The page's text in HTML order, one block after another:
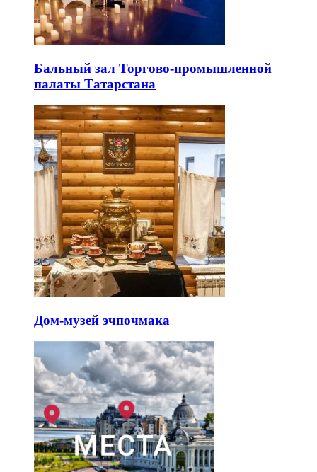
Бальный зал Торгово-промышленной
палаты Татарстана
Дом-музей эчпочмака